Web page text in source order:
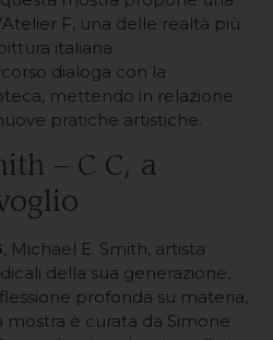
F, una delle realtà più
italiana
dialoga con la
mettendo in relazione
pratiche artistiche.
– C C, a
, Michael E. Smith, artista
della sua generazione,
profonda su materia,
mostra è curata da Simone